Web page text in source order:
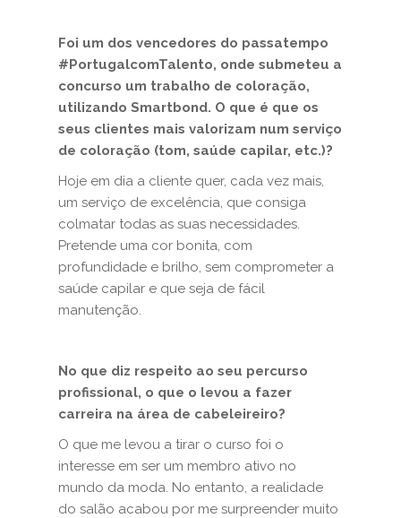
Foi um dos vencedores do passatempo
#PortugalcomTalento, onde submeteu a
concurso um trabalho de coloração,
utilizando Smartbond. O que é que os
seus clientes mais valorizam num serviço
de coloração (tom, saúde capilar, etc.)?
Hoje em dia a cliente quer, cada vez mais,
um serviço de excelência, que consiga
colmatar todas as suas necessidades.
Pretende uma cor bonita, com
profundidade e brilho, sem comprometer a
saúde capilar e que seja de fácil
manutenção.
No que diz respeito ao seu percurso
profissional, o que o levou a fazer
carreira na área de cabeleireiro?
O que me levou a tirar o curso foi o
interesse em ser um membro ativo no
mundo da moda. No entanto, a realidade
do salão acabou por me surpreender muito